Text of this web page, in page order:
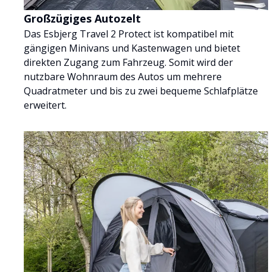
Großzügiges Autozelt
Das Esbjerg Travel 2 Protect ist kompatibel mit
gängigen Minivans und Kastenwagen und bietet
direkten Zugang zum Fahrzeug. Somit wird der
nutzbare Wohnraum des Autos um mehrere
Quadratmeter und bis zu zwei bequeme Schlafplätze
erweitert.